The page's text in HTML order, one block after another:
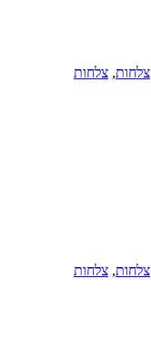
,צלחות
,צלחות